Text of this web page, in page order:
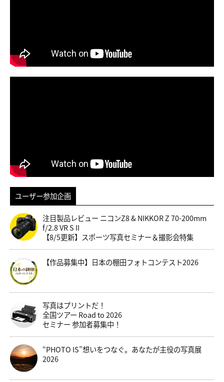
ユーザー参加企画
注目製品レビュー ニコンZ8 & NIKKOR Z 70-200mm
f/2.8 VR S II
【8/5更新】スポーツ写真セミナー＆撮影会特集
【作品募集中】日本の棚田フォトコンテスト2026
写真はプリントだ！
全国ツアー Road to 2026
セミナー 参加者募集中！
“PHOTO IS”想いをつなぐ。あなたが主役の写真展
2026